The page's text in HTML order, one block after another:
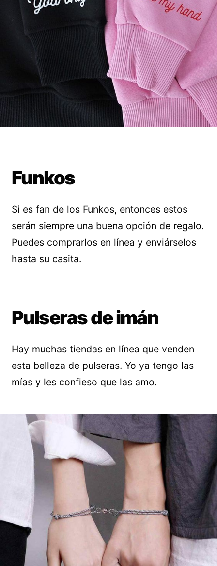
Funkos
Si es fan de los Funkos, entonces estos
serán siempre una buena opción de regalo.
Puedes comprarlos en línea y enviárselos
hasta su casita.
Pulseras de imán
Hay muchas tiendas en línea que venden
esta belleza de pulseras. Yo ya tengo las
mías y les confieso que las amo.